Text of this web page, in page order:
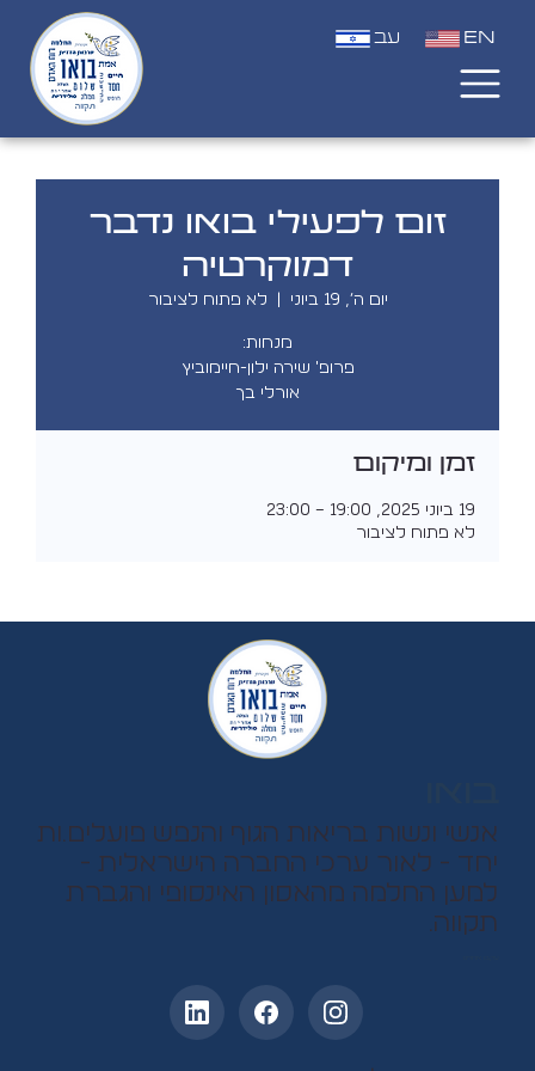
עב EN
זום לפעילי בואו נדבר
דמוקרטיה
יום ה׳, 19 ביוני לא פתוח לציבור
אורלי בך
זמן ומיקום
19 ביוני 2025, 19:00 – 23:00
לא פתוח לציבור
אנשי ונשות בריאות הגוף והנפש פועלים.ות
יחד - לאור ערכי החברה הישראלית -
למען החלמה מהאסון האינסופי והגברת
תקווה.